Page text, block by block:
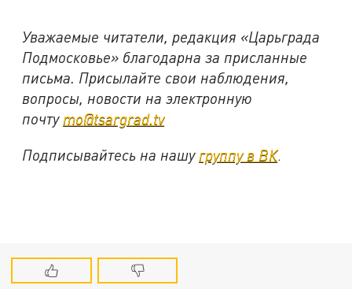
Уважаемые читатели, редакция «Царьграда
Подмосковье» благодарна за присланные
письма. Присылайте свои наблюдения,
вопросы, новости на электронную
почту mo@tsargrad.tv
Подписывайтесь на нашу группу в ВК.